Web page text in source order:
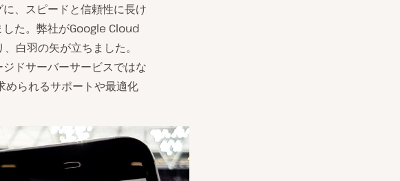
、スピードと信頼性に長け
た。弊社がGoogle Cloud
白羽の矢が立ちました。
ドサーバーサービスではな
められるサポートや最適化